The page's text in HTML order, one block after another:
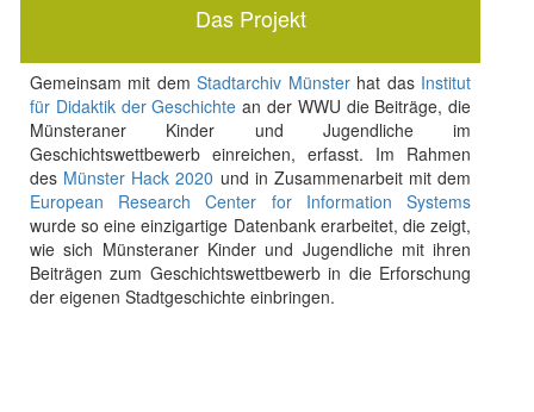
Das Projekt
Gemeinsam mit demStadtarchiv Münsterhat das Institut
für Didaktik der Geschichte an der WWU die Beiträge, die
Münsteraner Kinder und Jugendliche im
Geschichtswettbewerb einreichen, erfasst. Im Rahmen
des Münster Hack 2020 und in Zusammenarbeit mit dem
European Research Center for Information Systems
wurde so eine einzigartige Datenbank erarbeitet, die zeigt,
wie sich Münsteraner Kinder und Jugendliche mit ihren
Beiträgen zum Geschichtswettbewerb in die Erforschung
der eigenen Stadtgeschichte einbringen.